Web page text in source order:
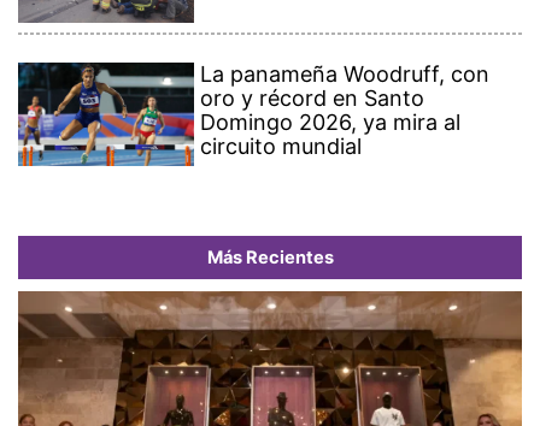
La panameña Woodruff, con
oro y récord en Santo
Domingo 2026, ya mira al
circuito mundial
Más Recientes